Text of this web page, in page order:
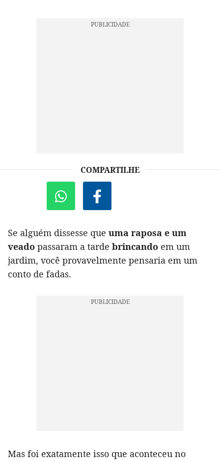
COMPARTILHE
Se alguém dissesse que uma raposa e um
veado passaram a tarde brincando em um
jardim, você provavelmente pensaria em um
conto de fadas.
Mas foi exatamente isso que aconteceu no